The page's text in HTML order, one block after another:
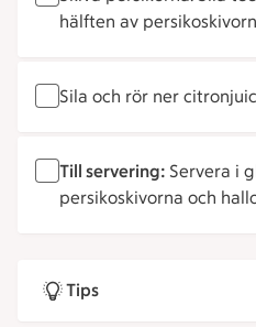
hälften av
Sila och rör ner
Till servering: Servera i
persikoskivorna och
Tips